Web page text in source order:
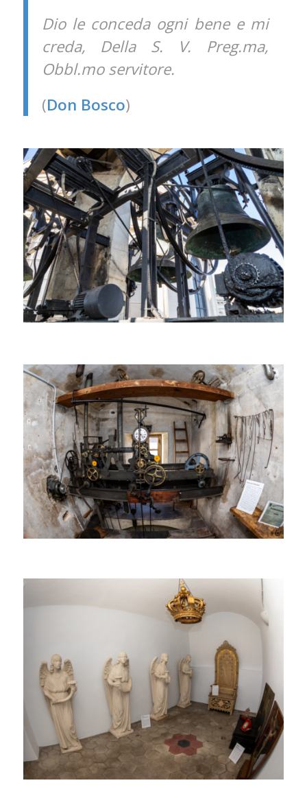
Dio le conceda ogni bene e mi
creda, Della S. V. Preg.ma,
Obbl.mo servitore.
(Don Bosco)